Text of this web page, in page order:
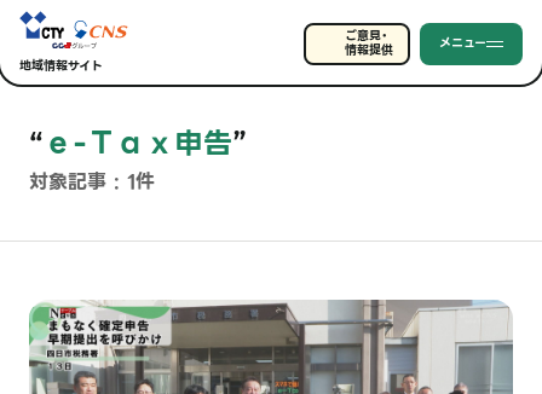
地域情報サイト
ご意見・
情報提供 メニュー
“ｅ-Ｔａｘ申告”
対象記事 : 1件